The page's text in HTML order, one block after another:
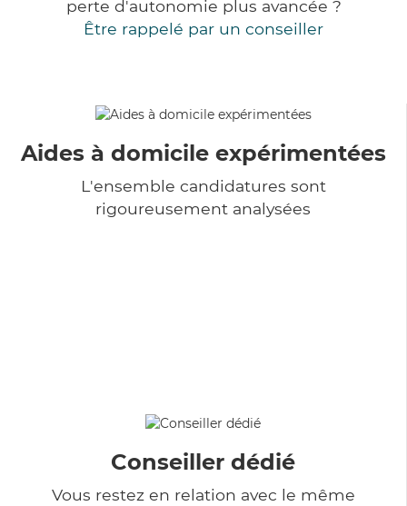
perte d'autonomie plus avancée ?
Être rappelé par un conseiller
Aides à domicile expérimentées
L'ensemble candidatures sont
rigoureusement analysées
Conseiller dédié
Vous restez en relation avec le même